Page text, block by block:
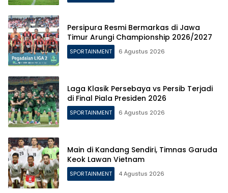
Persipura Resmi Bermarkas di Jawa
Timur Arungi Championship 2026/2027
SPORTAINMENT 6 Agustus 2026
Laga Klasik Persebaya vs Persib Terjadi
di Final Piala Presiden 2026
SPORTAINMENT 6 Agustus 2026
Main di Kandang Sendiri, Timnas Garuda
Keok Lawan Vietnam
SPORTAINMENT 4 Agustus 2026